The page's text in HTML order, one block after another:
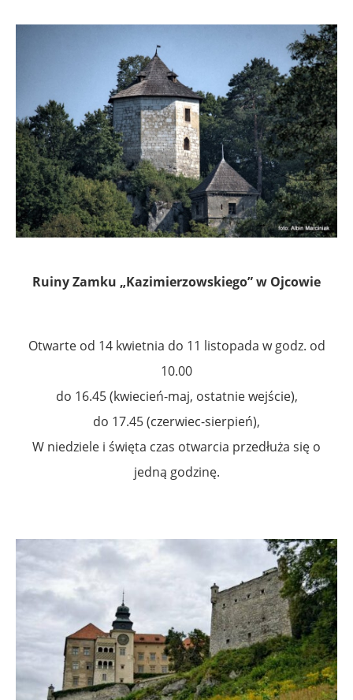
Ruiny Zamku „Kazimierzowskiego” w Ojcowie
Otwarte od 14 kwietnia do 11 listopada w godz. od
10.00
do 16.45 (kwiecień-maj, ostatnie wejście),
do 17.45 (czerwiec-sierpień),
W niedziele i święta czas otwarcia przedłuża się o
jedną godzinę.